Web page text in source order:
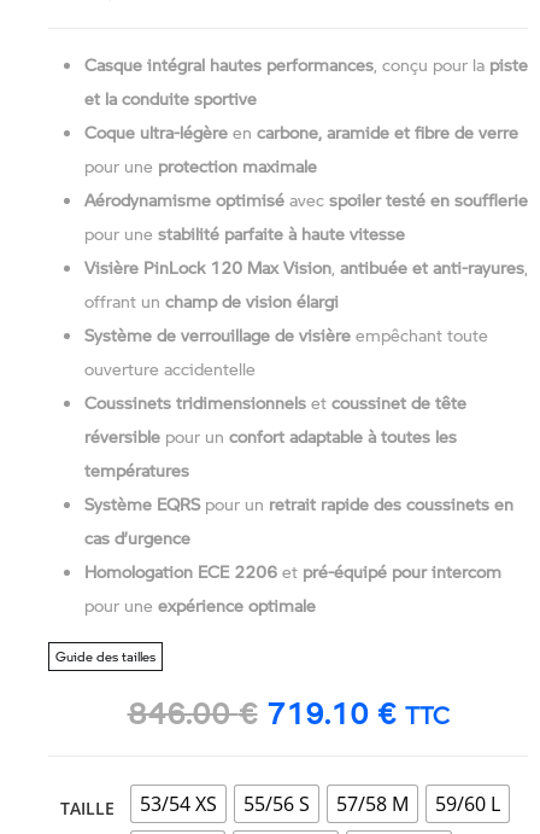
Casque intégral hautes performances , conçu pour la piste
et la conduite sportive
Coque ultra-légère en carbone, aramide et fibre de verre
pour une protection maximale
Aérodynamisme optimisé avec spoiler testé en soufflerie
pour une stabilité parfaite à haute vitesse
Visière PinLock 120 Max Vision antibuée et anti-rayures
offrant un champ de vision élargi
Système de verrouillage de visière empêchant toute
ouverture accidentelle
Coussinets tridimensionnels et coussinet de tête
réversible pour un confort adaptable à toutes les
températures
Système EQRSpour un retrait rapide des coussinets en
cas d’urgence
Homologation ECE 2206 et pré-équipé pour intercom
pour une expérience optimale
Guide des tailles
846.00€ 719.10 € TTC
TAILLE 53/54 XS 55/56 S 57/58 M
59/60 L